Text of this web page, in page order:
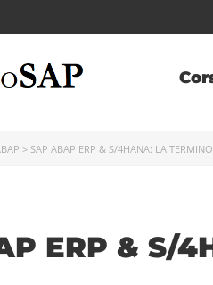
> SAP ABAP ERP & S/4HANA: LA
ERP & S/